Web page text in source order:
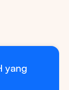
yang